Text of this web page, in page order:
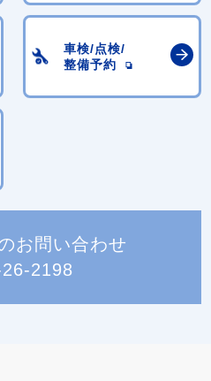
車検/点検/
整備予約
お問い合わせ
2198